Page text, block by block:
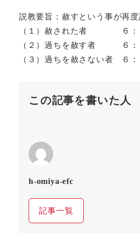
説教要旨：赦すという事が再度
（１）赦された者 ６：
（２）過ちを赦す者 ６：
（３）過ちを赦さない者 ６：
この記事を書いた人
h-omiya-efc
記事一覧